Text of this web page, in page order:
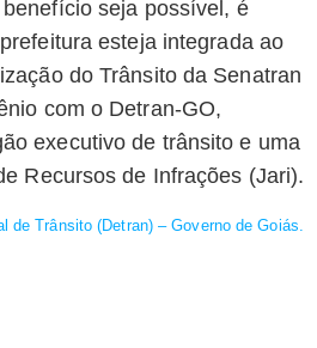
seja possível, é
esteja integrada ao
do Trânsito da Senatran
com o Detran-GO,
executivo de trânsito e uma
Recursos de Infrações (Jari).
de Trânsito (Detran) – Governo de Goiás.